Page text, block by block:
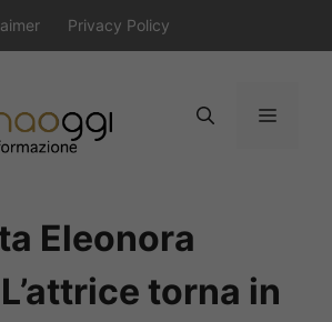
Privacy Policy
Menu
Eleonora
torna in